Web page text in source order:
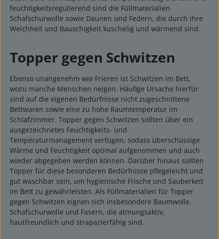
feuchtigkeitsregulierend sind die Füllmaterialien
Schafschurwolle sowie Daunen und Federn, die durch ihre
Weichheit und Bauschigkeit kuschelig und wärmend sind.
Topper gegen Schwitzen
Ebenso unangenehm wie Frieren ist Schwitzen im Bett,
wozu manche Menschen neigen. Häufige Ursache hierfür
sind auf die eigenen Bedürfnisse nicht zugeschnittene
Bettwaren sowie eine zu hohe Raumtemperatur im
Schlafzimmer. Topper gegen Schwitzen sollten über ein
ausgezeichnetes Feuchtigkeits- und
Temperaturmanagement verfügen, sodass überschüssige
Wärme und Feuchtigkeit optimal aufgenommen und auch
wieder abgegeben werden können. Darüber hinaus sollten
Topper für diese besonderen Bedürfnisse pflegeleicht und
gut waschbar sein, um hygienische Frische und Sauberkeit
im Bett zu gewährleisten. Als Füllmaterialien für Topper
gegen Schwitzen eignen sich insbesondere Baumwolle,
Schafschurwolle und Fasern, die atmungsaktiv,
hautfreundlich und strapazierfähig sind.